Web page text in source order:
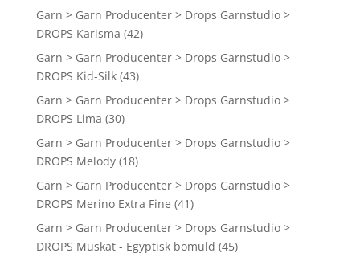
Garn > Garn Producenter > Drops Garnstudio >
DROPS Karisma (42)
Garn > Garn Producenter > Drops Garnstudio >
DROPS Kid-Silk (43)
Garn > Garn Producenter > Drops Garnstudio >
DROPS Lima (30)
Garn > Garn Producenter > Drops Garnstudio >
DROPS Melody (18)
Garn > Garn Producenter > Drops Garnstudio >
DROPS Merino Extra Fine (41)
Garn > Garn Producenter > Drops Garnstudio >
DROPS Muskat - Egyptisk bomuld (45)